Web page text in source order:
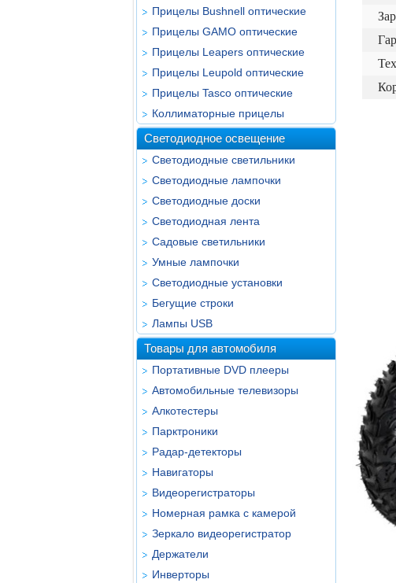
Прицелы Bushnell оптические
Прицелы GAMO оптические
Прицелы Leapers оптические
Прицелы Leupold оптические
Прицелы Tasco оптические
Коллиматорные прицелы
Светодиодное освещение
Светодиодные светильники
Светодиодные лампочки
Светодиодные доски
Светодиодная лента
Садовые светильники
Умные лампочки
Светодиодные установки
Бегущие строки
Лампы USB
Товары для автомобиля
Портативные DVD плееры
Автомобильные телевизоры
Алкотестеры
Парктроники
Радар-детекторы
Навигаторы
Видеорегистраторы
Номерная рамка с камерой
Зеркало видеорегистратор
Держатели
Инверторы